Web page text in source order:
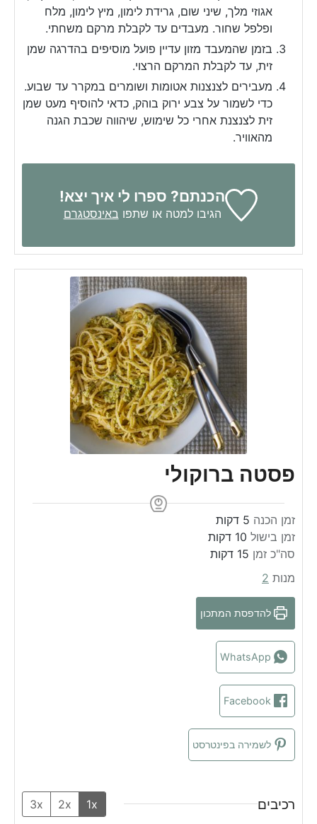
אגוזי מלך, שיני שום, גרידת לימון, מיץ לימון, מלח
ופלפל שחור. מעבדים עד לקבלת מרקם משחתי.
בזמן שהמעבד מזון עדיין פועל מוסיפים בהדרגה שמן
זית, עד לקבלת המרקם הרצוי.
מעבירים לצנצנות אטומות ושומרים במקרר עד שבוע.
כדי לשמור על צבע ירוק בוהק, כדאי להוסיף מעט שמן
זית לצנצנת אחרי כל שימוש, שיהווה שכבת הגנה
מהאוויר.
הכנתם? ספרו לי איך יצא!
הגיבו למטה או שתפו באינסטגרם
פסטה ברוקולי
זמן הכנה 5
m
i
n
s
דקות
זמן בישול 10
m
i
e
s
דקות
סה"כ זמן 15
m
t
e
s
דקות
מנות 2
להדפסת המתכון
WhatsApp
לשמירה בפינטרסט
רכיבים 1x
2x
3x